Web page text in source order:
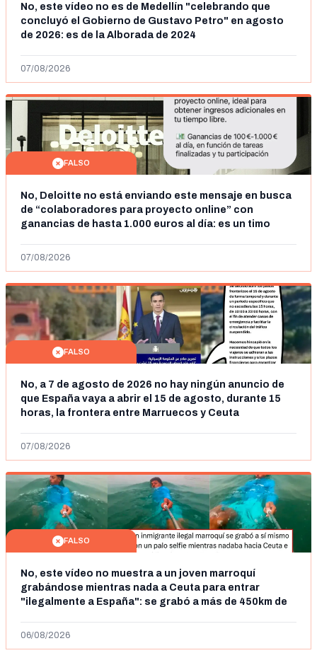
No, este vídeo no es de Medellín "celebrando que
concluyó el Gobierno de Gustavo Petro" en agosto
de 2026: es de la Alborada de 2024
07/08/2026
FALSO
No, Deloitte no está enviando este mensaje en busca
de “colaboradores para proyecto online” con
ganancias de hasta 1.000 euros al día: es un timo
07/08/2026
FALSO
No, a 7 de agosto de 2026 no hay ningún anuncio de
que España vaya a abrir el 15 de agosto, durante 15
horas, la frontera entre Marruecos y Ceuta
07/08/2026
FALSO
No, este vídeo no muestra a un joven marroquí
grabándose mientras nada a Ceuta para entrar
"ilegalmente a España": se grabó a más de 450km de
06/08/2026